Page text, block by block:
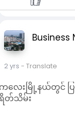
Business
2 yrs - Translate
လေးမြို့နယ်တွင် ပြ
တ်သိမ်း